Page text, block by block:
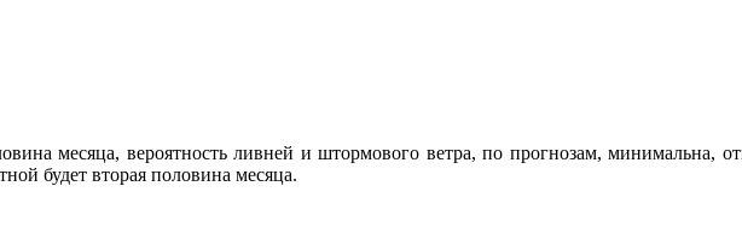
месяца, вероятность ливней и штормового ветра, по прогнозам, минимальна,
будет вторая половина месяца.